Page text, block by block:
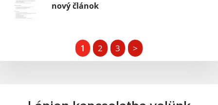
nový článok
1 2 3 >